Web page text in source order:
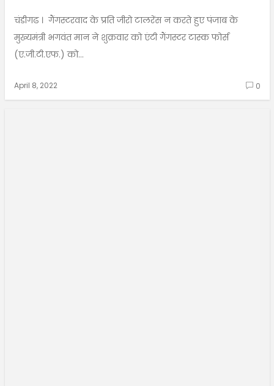
चंडीगढ । गैंगस्टरवाद के प्रति जीरो टालरेंस न करते हुए पंजाब के
मुख्यमंत्री भगवंत मान ने शुक्रवार को एंटी गैंगस्टर टास्क फोर्स
(ए.जी.टी.एफ.) को...
April 8, 2022 0